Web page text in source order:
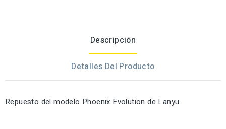
Descripción
Detalles Del Producto
Repuesto del modelo Phoenix Evolution de Lanyu